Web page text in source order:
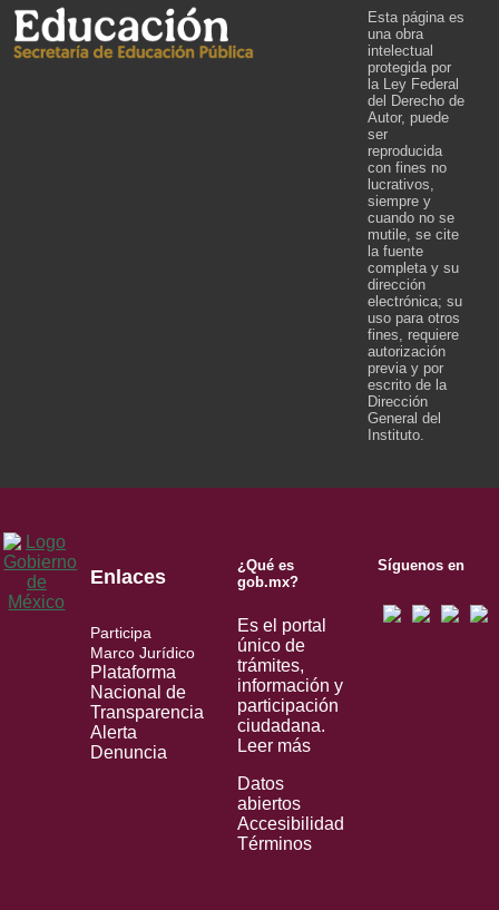
Esta página es
una obra
intelectual
protegida por
la Ley Federal
del Derecho de
Autor, puede
ser
reproducida
con fines no
lucrativos,
siempre y
cuando no se
mutile, se cite
la fuente
completa y su
dirección
electrónica; su
uso para otros
fines, requiere
autorización
previa y por
escrito de la
Dirección
General del
Instituto.
Enlaces
Participa
Marco Jurídico
Plataforma
Nacional de
Transparencia
Alerta
Denuncia
¿Qué es
gob.mx?
Es el portal
único de
trámites,
información y
participación
ciudadana.
Leer más
Datos
abiertos
Accesibilidad
Términos
Síguenos en